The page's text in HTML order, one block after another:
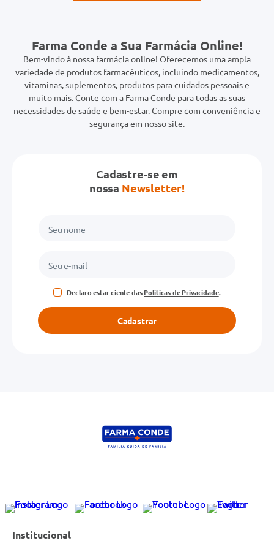
Farma Conde a Sua Farmácia Online!
Bem-vindo à nossa farmácia online! Oferecemos uma ampla
variedade de produtos farmacêuticos, incluindo medicamentos,
vitaminas, suplementos, produtos para cuidados pessoais e
muito mais. Conte com a Farma Conde para todas as suas
necessidades de saúde e bem-estar. Compre com conveniência e
segurança em nosso site.
Cadastre-se em
nossa Newsletter!
Declaro estar ciente dasPolíticas de Privacidade.
Cadastrar
Institucional